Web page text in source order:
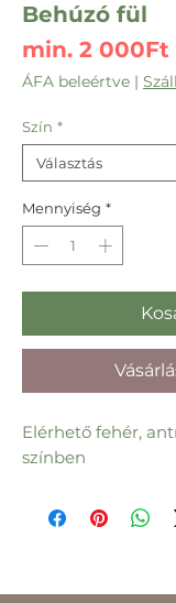
Behúzó fül
min. 2 000Ft
ÁFA beleértve |
Szín *
Mennyiség *
Elérhető fehér,
színben